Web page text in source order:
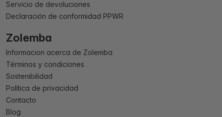
Servicio de devoluciones
Declaración de conformidad PPWR
Zolemba
Informacion acerca de Zolemba
Términos y condiciones
Sostenibilidad
Política de privacidad
Contacto
Blog